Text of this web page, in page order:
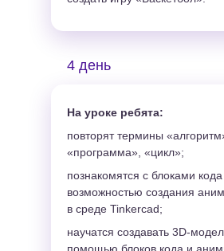
На уроке ребята:
4 день
повторят термины
«программа», «цикл»;
познакомятся с блоками
возможностью создания
в среде Tinkercad;
научатся создавать 3D-